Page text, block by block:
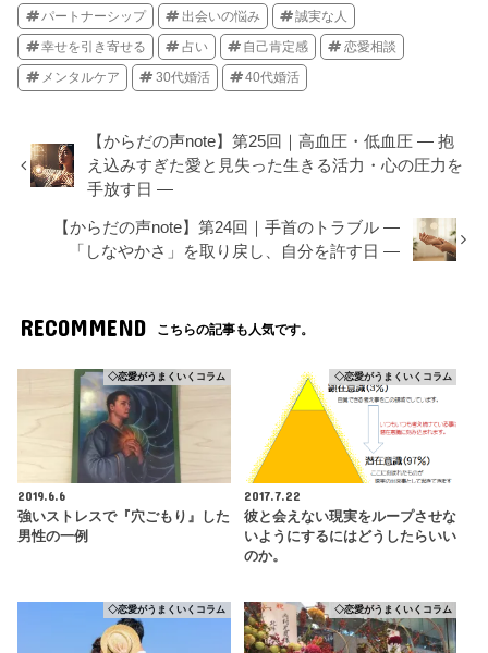
パートナーシップ 出会いの悩み 誠実な人
幸せを引き寄せる 占い 自己肯定感 恋愛相談
メンタルケア 30代婚活 40代婚活
【からだの声note】第25回｜高血圧・低血圧 ― 抱
え込みすぎた愛と見失った生きる活力・心の圧力を
手放す日 ―
【からだの声note】第24回｜手首のトラブル ―
「しなやかさ」を取り戻し、自分を許す日 ―
RECOMMEND こちらの記事も人気です。
◇恋愛がうまくいくコラム
2019.6.6
強いストレスで『穴ごもり』した
男性の一例
◇恋愛がうまくいくコラム
2017.7.22
彼と会えない現実をループさせな
いようにするにはどうしたらいい
のか。
◇恋愛がうまくいくコラム ◇恋愛がうまくいくコラム